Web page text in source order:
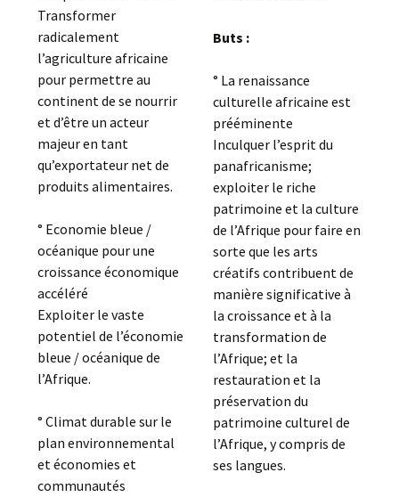
Transformer
radicalement
l’agriculture africaine
pour permettre au
continent de se nourrir
et d’être un acteur
majeur en tant
qu’exportateur net de
produits alimentaires.
° Economie bleue /
océanique pour une
croissance économique
accéléré
Exploiter le vaste
potentiel de l’économie
bleue / océanique de
l’Afrique.
° Climat durable sur le
plan environnemental
et économies et
communautés
Buts :
° La renaissance
culturelle africaine est
prééminente
Inculquer l’esprit du
panafricanisme;
exploiter le riche
patrimoine et la culture
de l’Afrique pour faire en
sorte que les arts
créatifs contribuent de
manière significative à
la croissance et à la
transformation de
l’Afrique; et la
restauration et la
préservation du
patrimoine culturel de
l’Afrique, y compris de
ses langues.